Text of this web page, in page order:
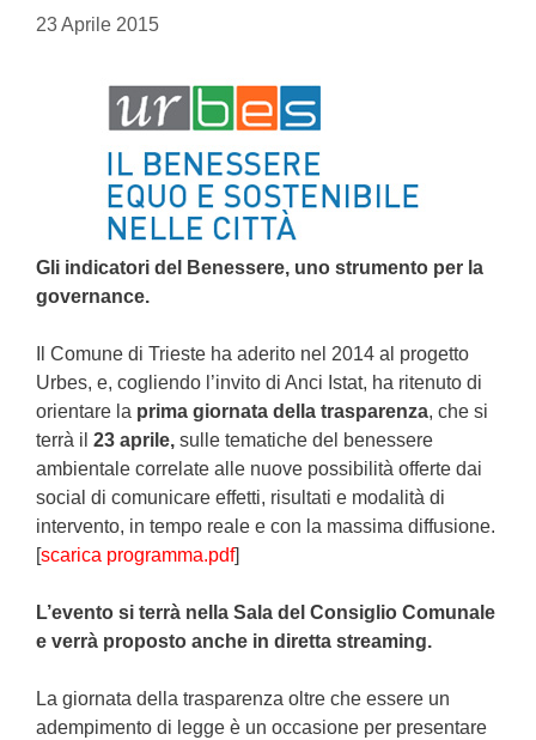
23 Aprile 2015
Gli indicatori del Benessere, uno strumento per la
governance.
Il Comune di Trieste ha aderito nel 2014 al progetto
Urbes, e, cogliendo l’invito di Anci Istat, ha ritenuto di
orientare la prima giornata della trasparenza, che si
terrà il 23 aprile, sulle tematiche del benessere
ambientale correlate alle nuove possibilità offerte dai
social di comunicare effetti, risultati e modalità di
intervento, in tempo reale e con la massima diffusione.
[scarica programma.pdf]
L’evento si terrà nella Sala del Consiglio Comunale
e verrà proposto anche in diretta streaming.
La giornata della trasparenza oltre che essere un
adempimento di legge è un occasione per presentare